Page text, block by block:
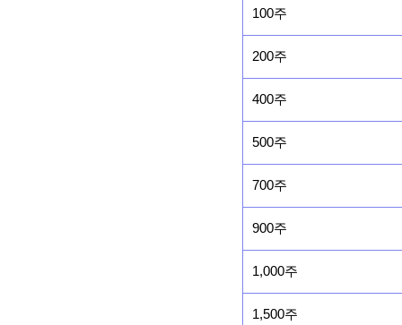
100주
200주
400주
500주
700주
900주
1,000주
1,500주